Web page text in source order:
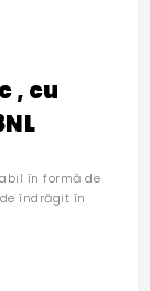
, cu
în formă de
îndrăgit în